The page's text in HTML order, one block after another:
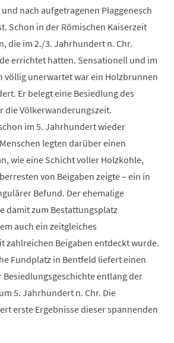
nach aufgetragenen Plaggenesch
Schon in der Römischen Kaiserzeit
die im 2./3. Jahrhundert n. Chr.
errichtet hatten. Sensationell und im
völlig unerwartet war ein Holzbrunnen
Er belegt eine Besiedlung des
die Völkerwanderungszeit.
im 5. Jahrhundert wieder
legten darüber einen
wie eine Schicht voller Holzkohle,
von Beigaben zeigte – ein in
Befund. Der ehemalige
damit zum Bestattungsplatz
auch ein zeitgleiches
zahlreichen Beigaben entdeckt wurde.
Fundplatz in Bentfeld liefert einen
entlang der
5. Jahrhundert n. Chr. Die
erste Ergebnisse dieser spannenden